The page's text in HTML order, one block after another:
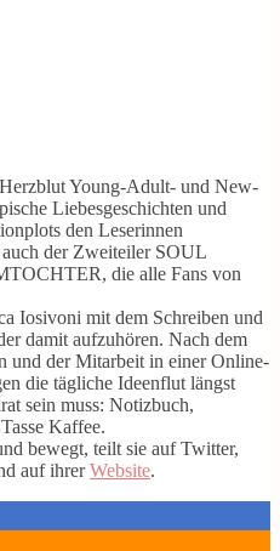
Young-Adult- und New-
Liebesgeschichten und
den Leserinnen
der Zweiteiler SOUL
die alle Fans von
Iosivoni mit dem Schreiben und
damit aufzuhören. Nach dem
und der Mitarbeit in einer Online-
die tägliche Ideenflut längst
sein muss: Notizbuch,
Kaffee.
bewegt, teilt sie auf Twitter,
auf ihrerWebsite.